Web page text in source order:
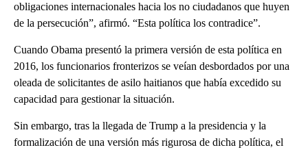
obligaciones internacionales hacia los no ciudadanos que huyen
de la persecución”, afirmó. “Esta política los contradice”.
Cuando Obama presentó la primera versión de esta política en
2016, los funcionarios fronterizos se veían desbordados por una
oleada de solicitantes de asilo haitianos que había excedido su
capacidad para gestionar la situación.
Sin embargo, tras la llegada de Trump a la presidencia y la
formalización de una versión más rigurosa de dicha política, el